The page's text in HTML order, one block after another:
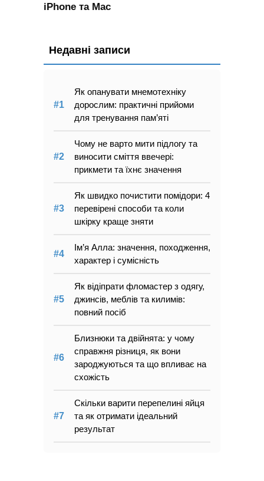
iPhone та Mac
Недавні записи
Як опанувати мнемотехніку
дорослим: практичні прийоми
для тренування пам’яті
Чому не варто мити підлогу та
виносити сміття ввечері:
прикмети та їхнє значення
Як швидко почистити помідори: 4
перевірені способи та коли
шкірку краще зняти
Ім’я Алла: значення, походження,
характер і сумісність
Як відіпрати фломастер з одягу,
джинсів, меблів та килимів:
повний посіб
Близнюки та двійнята: у чому
справжня різниця, як вони
зароджуються та що впливає на
схожість
Скільки варити перепелині яйця
та як отримати ідеальний
результат